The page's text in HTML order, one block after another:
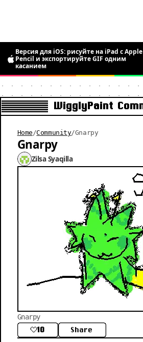
Версия для iOS: рисуйте на iPad с Apple
Pencil и экспортируйте GIF одним
касанием
WigglyPaint
Home /Community/Gnarpy
Gnarpy
Zilsa Syaqilla
Gnarpy
10 Share